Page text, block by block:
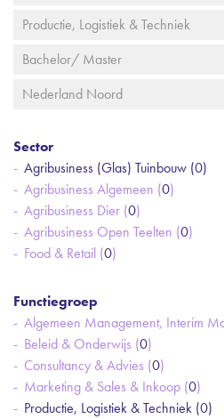
Productie, Logistiek & Techniek
Bachelor/ Master
Nederland Noord
Sector
Agribusiness (Glas) Tuinbouw (0)
Agribusiness Algemeen (0)
Agribusiness Dier (0)
Agribusiness Open Teelten (0)
Food & Retail (0)
Functiegroep
Algemeen Management, Interim
Beleid & Onderwijs (0)
Consultancy & Advies (0)
Marketing & Sales & Inkoop (0)
Productie, Logistiek & Techniek (0)